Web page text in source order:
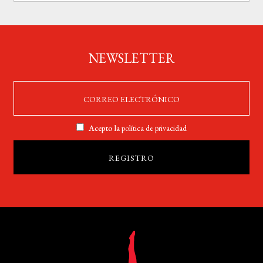
NEWSLETTER
Acepto lapolítica de privacidad